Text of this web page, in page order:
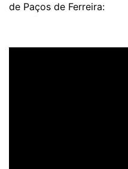
de Paços de Ferreira: